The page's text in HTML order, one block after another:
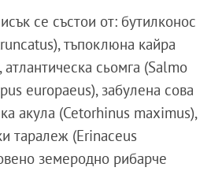
се състои от: бутилконос
тъпоклюна кайра
сьомга (Salmo
europaeus), забулена сова
акула (Cetorhinus maximus),
таралеж (Erinaceus
земеродно рибарче